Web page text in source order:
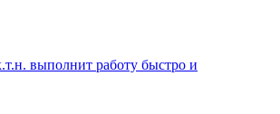
выполнит работу быстро и